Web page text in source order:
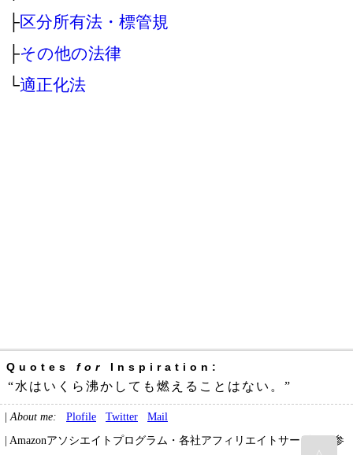
├区分所有法・標管規
├その他の法律
└適正化法
Quotes for Inspiration:
“水はいくら沸かしても燃えることはない。”
| About me: Plofile Twitter
Mail
| Amazonアソシエイトプログラム・各社アフィリエイトサービスに参